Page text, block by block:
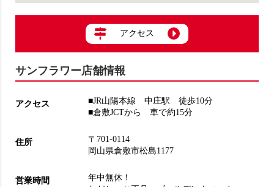
アクセス
サンフラワー店舗情報
アクセス
■JR山陽本線 中庄駅 徒歩10分
■倉敷JCTから 車で約15分
住所
〒701-0114
岡山県倉敷市松島1177
営業時間
年中無休！